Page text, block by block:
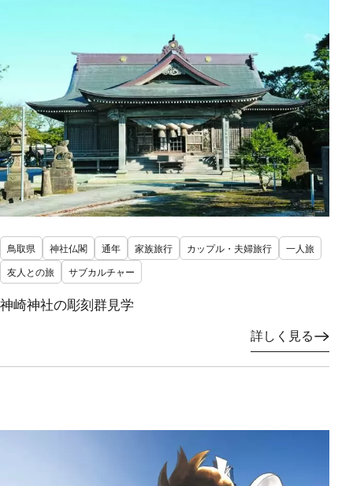
鳥取県 神社仏閣 通年 家族旅行 カップル・夫婦旅行
一人旅
友人との旅
サブカルチャー
神崎神社の彫刻群見学
詳しく見る